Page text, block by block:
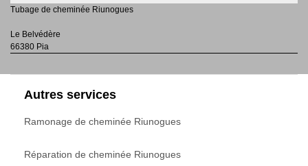
Tubage de cheminée Riunogues
Le Belvédère
66380 Pia
Autres services
Ramonage de cheminée Riunogues
Réparation de cheminée Riunogues